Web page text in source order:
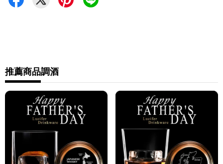
•超商 / 宅配貨到付款
•7-11 - 運費 60 元，NT 600 享免運
•全家 - 運費 60 元，NT 600 享免運
新竹物流 - 運費 80 元
黑貓(包裹90cm以下) - 運費 170 元
• 黑貓(包裹91~120cm) - 運費 210 元
•黑貓(包裹121~150cm以下) - 運費 250 元
推薦商品調酒